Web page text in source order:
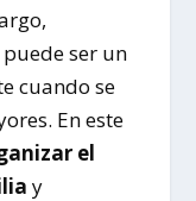
ser un
cuando se
En este
el
y